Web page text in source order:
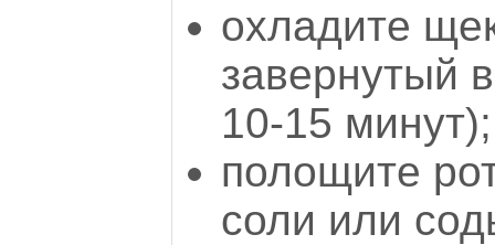
охладите
завернутый
10-15 минут);
полощите
соли или